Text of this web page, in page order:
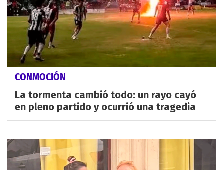
CONMOCIÓN
La tormenta cambió todo: un rayo cayó
en pleno partido y ocurrió una tragedia